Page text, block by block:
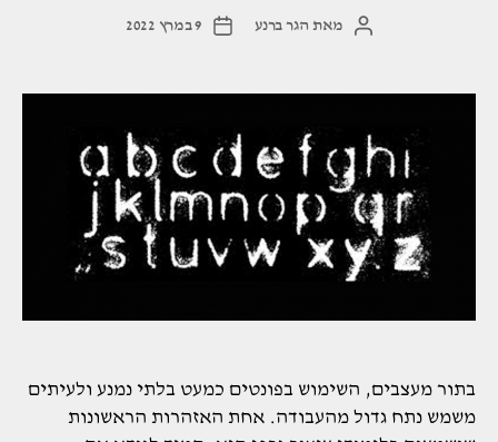
המחבר
מאת הגר ברנע
תאריך
9 במרץ 2022
בתור מעצבים, השימוש בפונטים כמעט בלתי נמנע ולעיתים
משמש נתח גדול מהעבודה. אחת האזהרות הראשונות